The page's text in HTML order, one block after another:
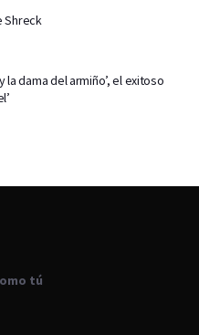
Shreck
la dama del armiño’, el exitoso
tú